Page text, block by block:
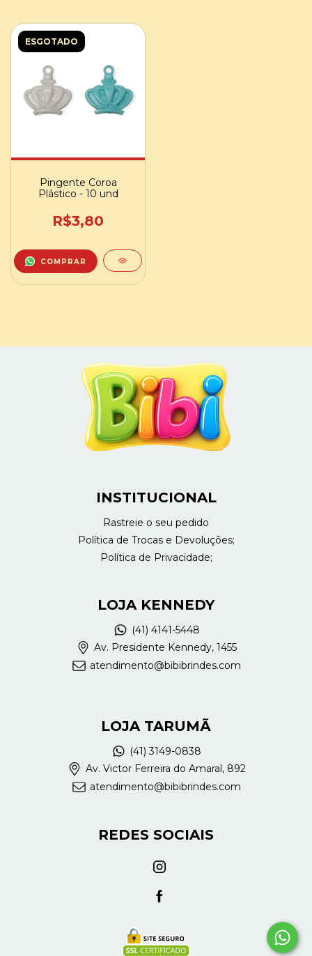
ESGOTADO
Pingente Coroa
Plástico - 10 und
R$3,80
COMPRAR
INSTITUCIONAL
Rastreie o seu pedido
Política de Trocas e Devoluções;
Política de Privacidade;
LOJA KENNEDY
(41) 4141-5448
Av. Presidente Kennedy, 1455
atendimento@bibibrindes.com
LOJA TARUMÃ
(41) 3149-0838
Av. Victor Ferreira do Amaral, 892
atendimento@bibibrindes.com
REDES SOCIAIS